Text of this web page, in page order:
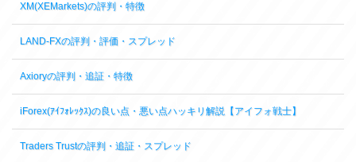
XM(XEMarkets)の評判・特徴
LAND-FXの評判・評価・スプレッド
Axioryの評判・追証・特徴
iForex(ｱｲﾌｫﾚｯｸｽ)の良い点・悪い点ハッキリ解説【アイフォ戦士】
Traders Trustの評判・追証・スプレッド